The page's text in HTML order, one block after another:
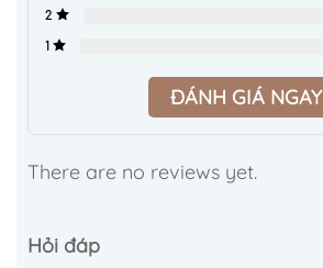
2
1
ĐÁNH GIÁ NGAY
There are no reviews yet.
Hỏi đáp